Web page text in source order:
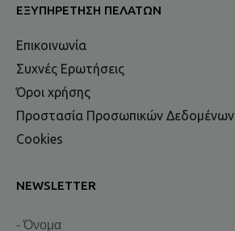
ΕΞΥΠΗΡΈΤΗΣΗ ΠΕΛΑΤΏΝ
Επικοινωνία
Συχνές Ερωτήσεις
Όροι χρήσης
Προστασία Προσωπικών Δεδομένων
Cookies
NEWSLETTER